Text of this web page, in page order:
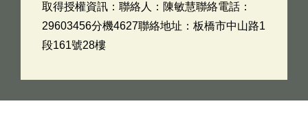
取得授權資訊：聯絡人：陳敏慧聯絡電話：
29603456分機4627聯絡地址：板橋市中山路1
段161號28樓